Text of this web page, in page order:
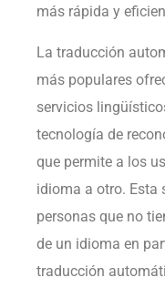
más rápida y
La traducción
más populares
servicios
tecnología de
que permite a los
idioma a otro. Esta
personas que no
de un idioma en
traducción